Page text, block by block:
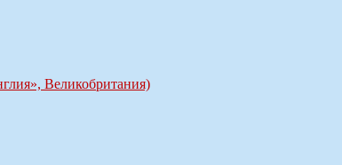
Великобритания)